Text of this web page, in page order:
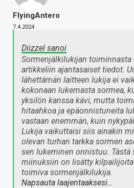
FlyingAntero
7.4.2024
Diizzel sanoi
Sormenjälkilukijan toiminnasta
artikkeliin ajantasaiset tiedot.
lähettämän laitteen lukija ei
kokonaan lukemasta sormea,
yksilön kanssa kävi, mutta
hitaahkoa ja epäonnistuneita
vastaan enemmän, kuin
Lukija vaikuttaisi siis ainakin
olevan turhan tarkka sormen
sen lukeminen onnistuu. Tästä
miinuksiin on lisätty
toimiva sormenjälkilukija.
Napsauta laajentaaksesi…